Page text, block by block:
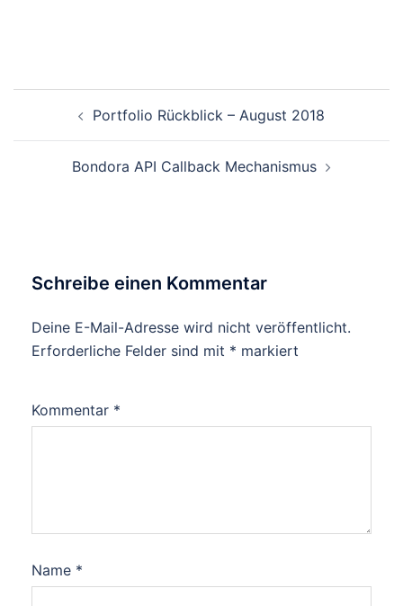
Portfolio Rückblick – August 2018
Bondora API Callback Mechanismus
Schreibe einen Kommentar
Deine E-Mail-Adresse wird nicht veröffentlicht.
Erforderliche Felder sind mit * markiert
Kommentar *
Name *